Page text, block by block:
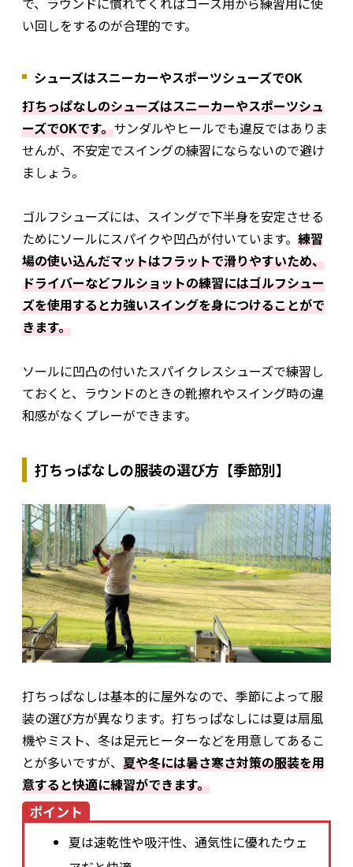
い回しをするのが合理的です。
シューズはスニーカーやスポーツシューズでOK
打ちっぱなしのシューズはスニーカーやスポーツシュ
ーズでOKです。サンダルやヒールでも違反ではありま
せんが、不安定でスイングの練習にならないので避け
ましょう。
ゴルフシューズには、スイングで下半身を安定させる
ためにソールにスパイクや凹凸が付いています。 練習
場の使い込んだマットはフラットで滑りやすいため、
ドライバーなどフルショットの練習にはゴルフシュー
ズを使用すると力強いスイングを身につけることがで
きます。
ソールに凹凸の付いたスパイクレスシューズで練習し
ておくと、ラウンドのときの靴擦れやスイング時の違
和感がなくプレーができます。
打ちっぱなしの服装の選び方【季節別】
打ちっぱなしは基本的に屋外なので、季節によって服
装の選び方が異なります。打ちっぱなしには夏は扇風
機やミスト、冬は足元ヒーターなどを用意してあるこ
とが多いですが、 夏や冬には暑さ寒さ対策の服装を用
意すると快適に練習ができます。
ポイント
夏は速乾性や吸汗性、通気性に優れたウェ